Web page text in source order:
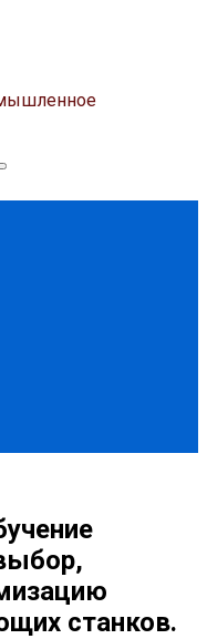
станков.